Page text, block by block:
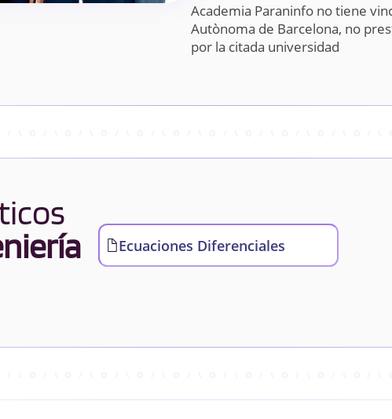
Academia Paraninfo no tiene
Autònoma de Barcelona, no
por la citada universidad
Ecuaciones Diferenciales